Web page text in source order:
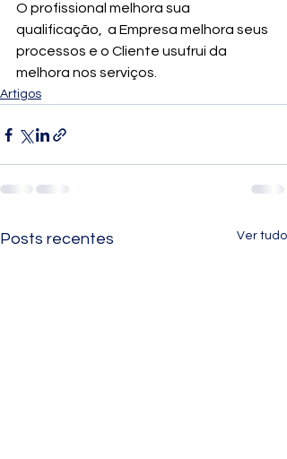
O profissional melhora sua
qualificação,  a Empresa melhora seus
processos e o Cliente usufrui da
melhora nos serviços.
Artigos
Posts recentes Ver tudo